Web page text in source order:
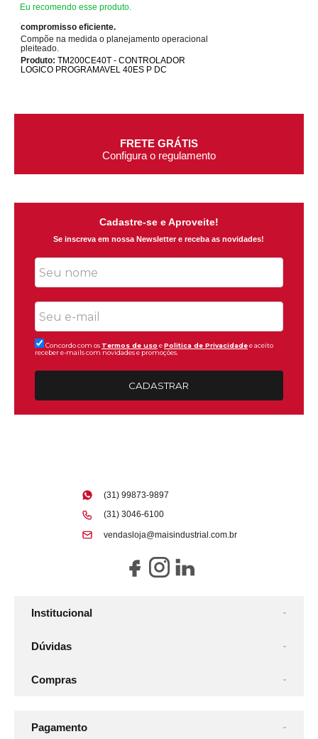
Eu recomendo esse produto.
compromisso eficiente.
Compõe na medida o planejamento operacional
pleiteado.
Produto: TM200CE40T - CONTROLADOR
LOGICO PROGRAMAVEL 40ES P DC
FRETE GRÁTIS
Configura o regulamento
Cadastre-se e Aproveite!
Se inscreva em nossa Newsletter e receba as novidades!
Concordo com os Termos de uso ePolitica de Privacidadee aceito
receber e-mails com novidades e promoções.
CADASTRAR
Institucional
Dúvidas
Compras
(31) 99873-9897
(31) 3046-6100
vendasloja@maisindustrial.com.br
Pagamento